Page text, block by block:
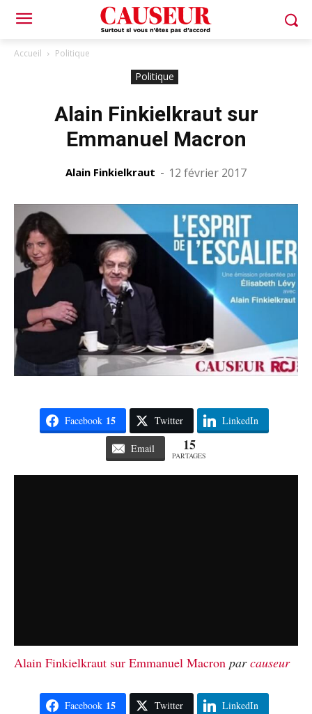
Accueil Politique
Politique
Alain Finkielkraut sur
Emmanuel Macron
Alain Finkielkraut - 12 février 2017
Facebook 15 Twitter LinkedIn
Email 15
PARTAGES
Alain Finkielkraut sur Emmanuel Macron parcauseur
Facebook 15 Twitter LinkedIn